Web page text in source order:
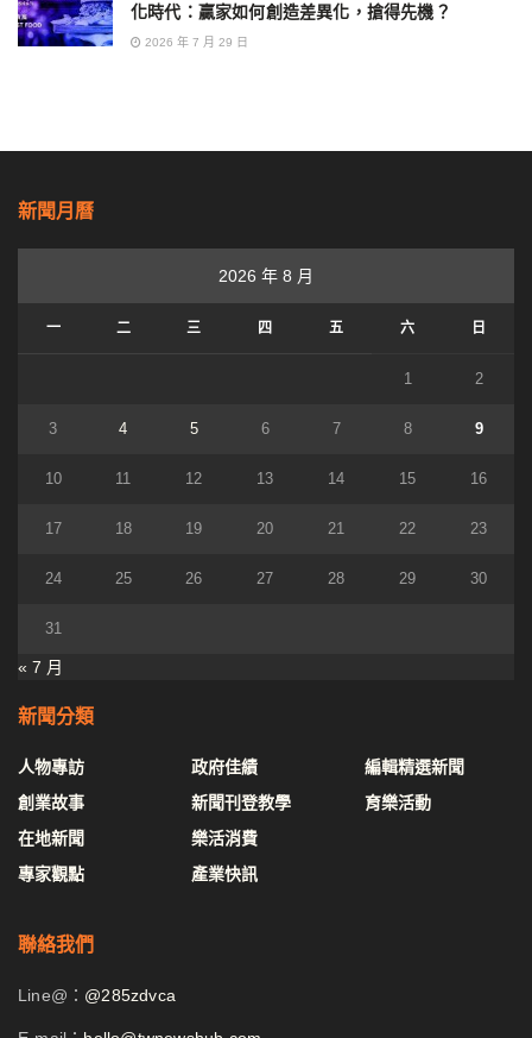
化時代：贏家如何創造差異化，搶得先機？
2026 年 7 月 29 日
新聞月曆
2026 年 8 月
一 二 三 四 五 六 日
1 2
3 4 5 6 7 8 9
10 11 12 13 14 15 16
17 18 19 20 21 22 23
24 25 26 27 28 29 30
31
« 7 月
新聞分類
人物專訪
創業故事
在地新聞
專家觀點
政府佳績
新聞刊登教學
樂活消費
產業快訊
編輯精選新聞
育樂活動
聯絡我們
Line@： @285zdvca